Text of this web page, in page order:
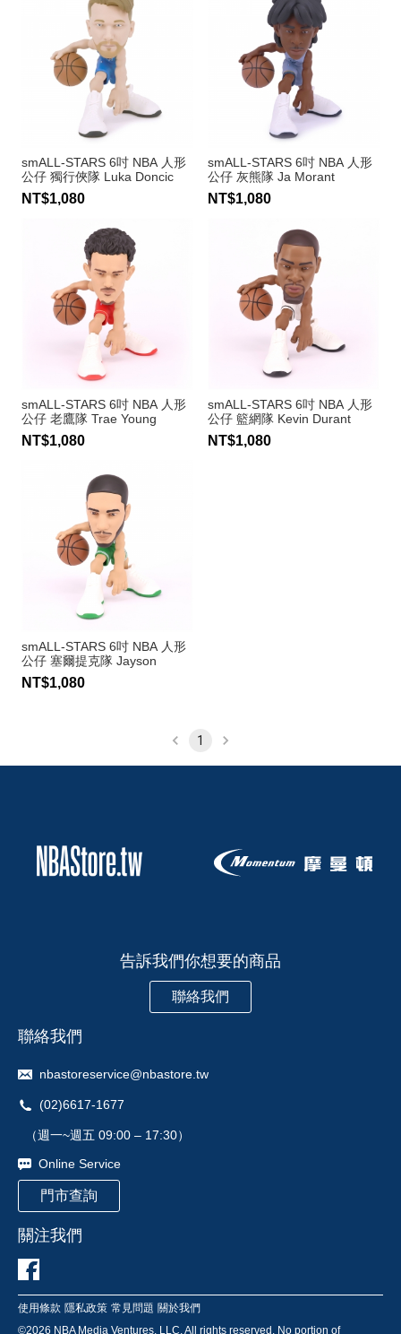
smALL-STARS 6吋 NBA 人形
公仔 獨行俠隊 Luka Doncic
NT$1,080
smALL-STARS 6吋 NBA 人形
公仔 灰熊隊 Ja Morant
NT$1,080
smALL-STARS 6吋 NBA 人形
公仔 老鷹隊 Trae Young
NT$1,080
smALL-STARS 6吋 NBA 人形
公仔 籃網隊 Kevin Durant
NT$1,080
smALL-STARS 6吋 NBA 人形
公仔 塞爾提克隊 Jayson
Tatum
NT$1,080
1
告訴我們你想要的商品
聯絡我們
聯絡我們
nbastoreservice@nbastore.tw
(02)6617-1677
（週一~週五 09:00 – 17:30）
Online Service
門市查詢
關注我們
使用條款 隱私政策 常見問題 關於我們
©2026 NBA Media Ventures, LLC. All rights reserved. No portion of